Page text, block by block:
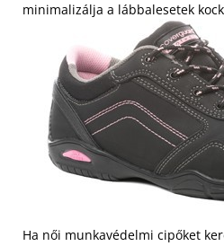
minimalizálja a lábbalesetek
Ha női munkavédelmi cipőket